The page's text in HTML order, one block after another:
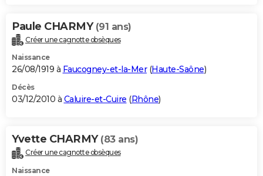
Paule CHARMY (91 ans)
Créer une cagnotte obsèques
Naissance
26/08/1919 à Faucogney-et-la-Mer(Haute-Saône)
Décès
03/12/2010 à Caluire-et-Cuire (Rhône)
Yvette CHARMY (83 ans)
Créer une cagnotte obsèques
Naissance